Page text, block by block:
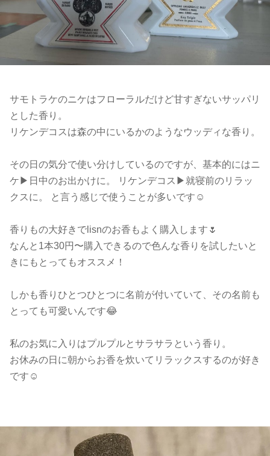
サモトラケのニケはフローラルだけど甘すぎないサッパリ
とした香り。
リケンデコスは森の中にいるかのようなウッディな香り。
その日の気分で使い分けしているのですが、基本的にはニ
ケ▶︎日中のお出かけに。 リケンデコス▶︎就寝前のリラッ
クスに。 と言う感じで使うことが多いです☺️
香りもの大好きでlisnのお香もよく購入します🌷
なんと1本30円〜購入できるので色んな香りを試したいと
きにもとってもオススメ！
しかも香りひとつひとつに名前が付いていて、その名前も
とっても可愛いんです😂
私のお気に入りはプルプルとサラサラという香り。
お休みの日に朝からお香を炊いてリラックスするのが好き
です☺️